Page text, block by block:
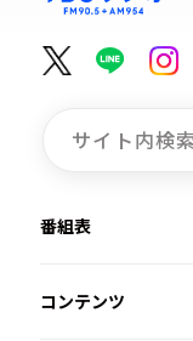
番組表
コンテンツ